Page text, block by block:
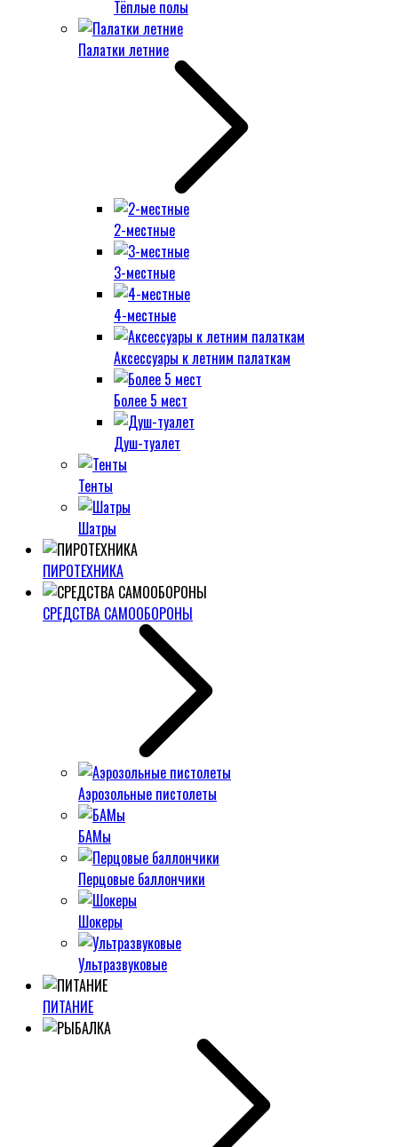
Тёплые полы
Палатки летние
2-местные
3-местные
4-местные
Аксессуары к летним палаткам
Более 5 мест
Душ-туалет
Тенты
Шатры
ПИРОТЕХНИКА
СРЕДСТВА САМООБОРОНЫ
Аэрозольные пистолеты
БАМы
Перцовые баллончики
Шокеры
Ультразвуковые
ПИТАНИЕ